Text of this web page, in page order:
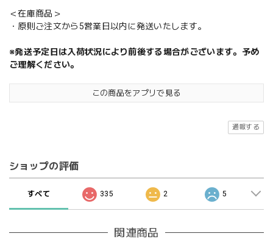
＜在庫商品＞
・原則ご注文から5営業日以内に発送いたします。
※発送予定日は入荷状況により前後する場合がございます。予め
ご理解ください。
この商品をアプリで見る
通報する
ショップの評価
すべて 335 2 5
関連商品